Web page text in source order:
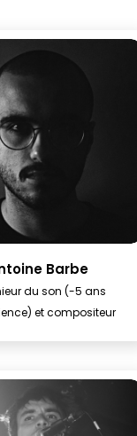
Barbe
du son (-5 ans
et compositeur